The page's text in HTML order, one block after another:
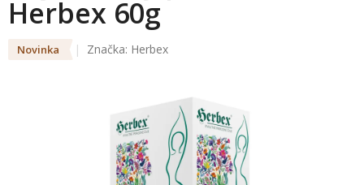
Herbex 60g
Novinka Značka: Herbex